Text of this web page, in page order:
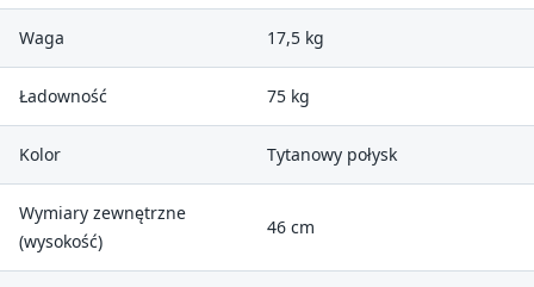
Waga 17,5 kg
Ładowność 75 kg
Kolor Tytanowy połysk
Wymiary zewnętrzne
(wysokość)
46 cm